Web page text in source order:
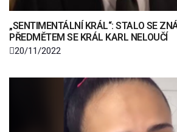
„SENTIMENTÁLNÍ KRÁL“: STALO SE
PŘEDMĚTEM SE KRÁL KARL NELOUČÍ
20/11/2022